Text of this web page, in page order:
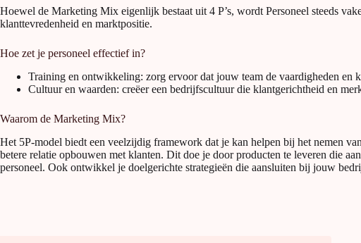
Hoewel de Marketing Mix eigenlijk bestaat uit 4 P’s, wordt Personeel steeds
klanttevredenheid en marktpositie.
Hoe zet je personeel effectief in?
Training en ontwikkeling: zorg ervoor dat jouw team de vaardigheden en
Cultuur en waarden: creëer een bedrijfscultuur die klantgerichtheid en
Waarom de Marketing Mix?
Het 5P-model biedt een veelzijdig framework dat je kan helpen bij het nemen
betere relatie opbouwen met klanten. Dit doe je door producten te leveren die
personeel. Ook ontwikkel je doelgerichte strategieën die aansluiten bij jouw